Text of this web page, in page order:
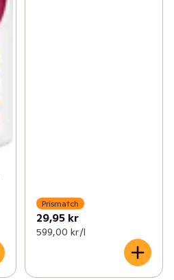
Prismatch
29,95 kr
599,00 kr /l